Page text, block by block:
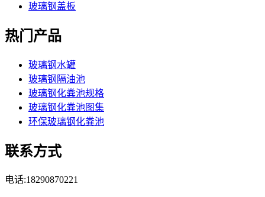
玻璃钢盖板
热门产品
玻璃钢水罐
玻璃钢隔油池
玻璃钢化粪池规格
玻璃钢化粪池图集
环保玻璃钢化粪池
联系方式
电话:18290870221